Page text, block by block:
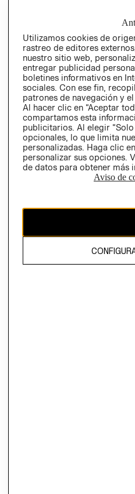
Chile ($)
El contenido de esta página web
propiedad de H&M Hennes &
Utilizamos cookies de
rastreo de editores
nuestro sitio web,
entregar publicidad
boletines informativos en
sociales. Con ese fin,
patrones de navegación y
Al hacer clic en “Aceptar
compartamos esta
publicitarios. Al elegir
opcionales, lo que limita
personalizadas. Haga clic
personalizar sus opciones.
de datos para obtener más
Aviso de